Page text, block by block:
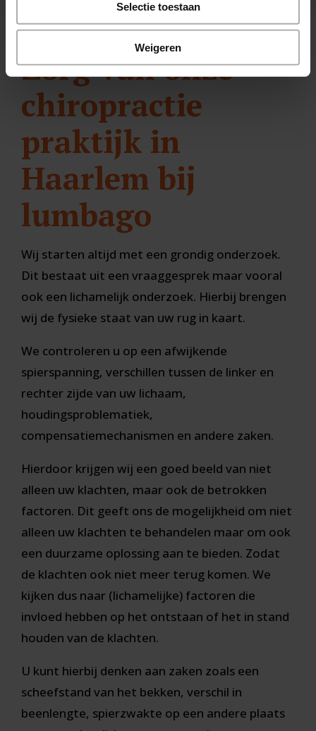
Selectie toestaan
Weigeren
Zorg van onze
chiropractie
praktijk in
Haarlem bij
lumbago
Wij starten altijd met een grondig onderzoek.
Dit bestaat uit een vraaggesprek maar vooral
ook een lichamelijk onderzoek. Hierbij brengen
wij de fysieke staat van uw rug in kaart.
We controleren u op een afwijkende
spierspanning, verschillen tussen de linker en
rechter zijde van uw lichaam,
houdingsproblematiek,
compensatiemechanismen en andere zaken.
Hierdoor krijgen wij een goed beeld van niet
alleen uw klachten, maar ook de betrokken
factoren. Dit geeft ons de mogelijkheid om niet
alleen uw klachten te behandelen maar om ook
een duurzame oplossing aan te bieden. Zodat
de klachten ook niet meer terug komen. We
kijken dus naar (lichamelijke) factoren die
invloed hebben op het ontstaan of het in stand
houden van de klachten.
U kunt hierbij denken aan zaken zoals een
scheefstand van het bekken, verschil in
beenlengte, spierzwakte op een andere plaats